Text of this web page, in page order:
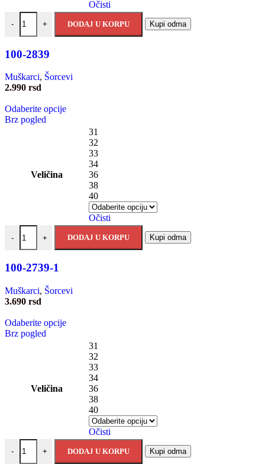
Očisti
- + DODAJ U KORPU Kupi odma
100-2839
Muškarci, Šorcevi
2.990 rsd
Odaberite opcije
Brz pogled
Veličina
31
32
33
34
36
38
40
Očisti
- + DODAJ U KORPU Kupi odma
100-2739-1
Muškarci, Šorcevi
3.690 rsd
Odaberite opcije
Brz pogled
Veličina
31
32
33
34
36
38
40
Očisti
- + DODAJ U KORPU Kupi odma